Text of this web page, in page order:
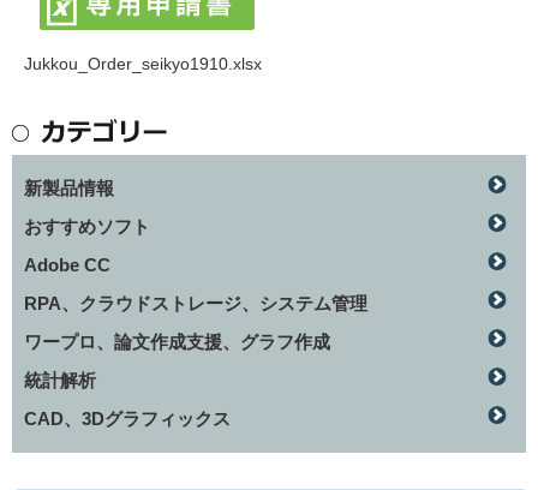
Jukkou_Order_seikyo1910.xlsx
新製品情報
おすすめソフト
Adobe CC
RPA、クラウドストレージ、システム管理
ワープロ、論文作成支援、グラフ作成
統計解析
CAD、3Dグラフィックス